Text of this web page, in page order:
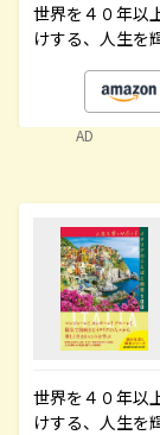
世界を４０年以
けする、人生を
AD
世界を４０年以
けする、人生を